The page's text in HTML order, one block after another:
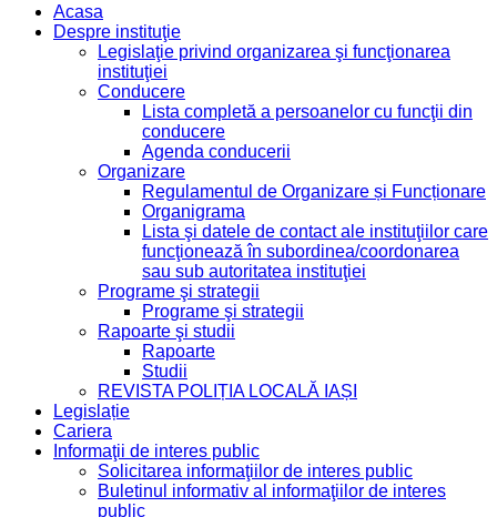
Acasa
Despre instituţie
Legislaţie privind organizarea şi funcţionarea
instituţiei
Conducere
Lista completă a persoanelor cu funcţii din
conducere
Agenda conducerii
Organizare
Regulamentul de Organizare și Funcționare
Organigrama
Lista şi datele de contact ale instituţiilor care
funcţionează în subordinea/coordonarea
sau sub autoritatea instituţiei
Programe şi strategii
Programe şi strategii
Rapoarte şi studii
Rapoarte
Studii
REVISTA POLIȚIA LOCALĂ IAȘI
Legislație
Cariera
Informaţii de interes public
Solicitarea informaţiilor de interes public
Buletinul informativ al informaţiilor de interes
public